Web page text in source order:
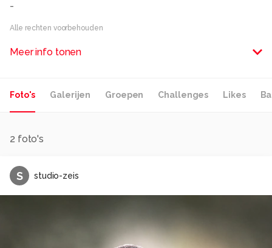
-
Alle rechten voorbehouden
Meer info tonen
Foto's Galerijen Groepen Challenges Likes
2 foto's
S studio-zeis